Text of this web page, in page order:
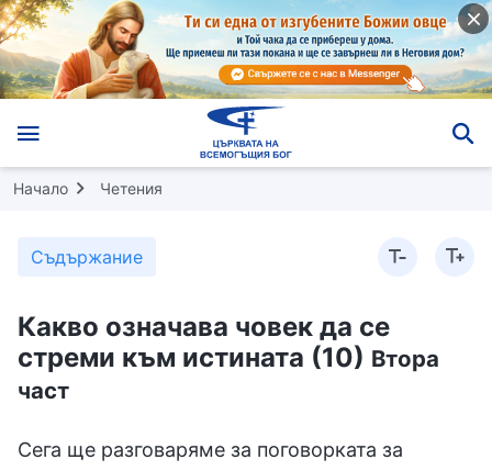
Начало Четения
Съдържание
Какво означава човек да се
стреми към истината (10) Втора
част
Сега ще разговаряме за поговорката за